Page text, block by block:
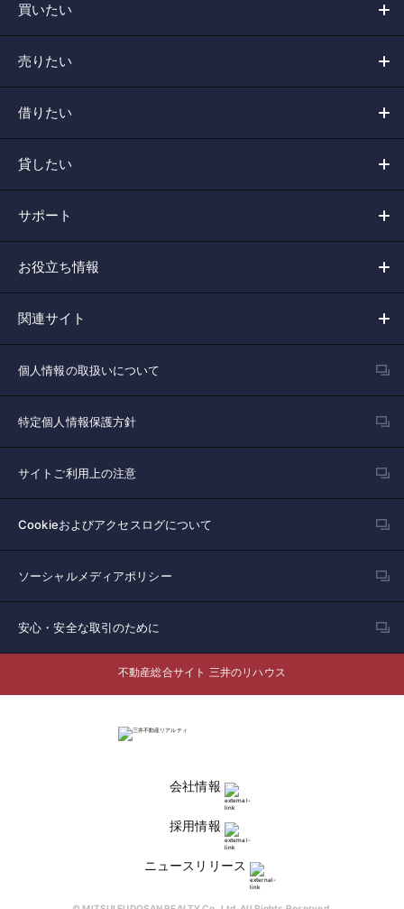
買いたい
売りたい
借りたい
貸したい
サポート
お役立ち情報
関連サイト
個人情報の取扱いについて
特定個人情報保護方針
サイトご利用上の注意
Cookieおよびアクセスログについて
ソーシャルメディアポリシー
安心・安全な取引のために
不動産総合サイト 三井のリハウス
会社情報
採用情報
ニュースリリース